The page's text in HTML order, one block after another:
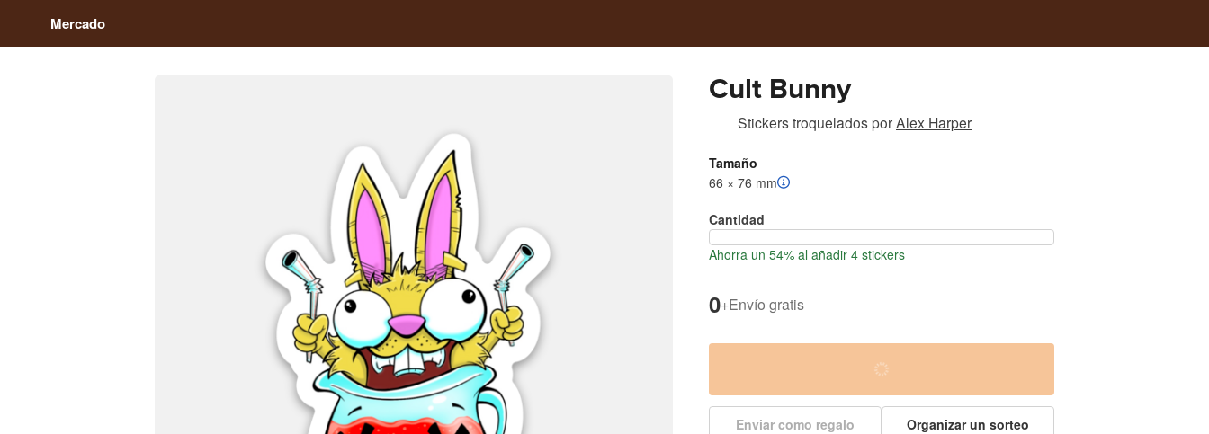
Mercado
Cult Bunny
Stickers troqueladosporAlex Harper
Tamaño
66 × 76 mm
Cantidad
Ahorra un 54% al añadir 4 stickers
0+Envío gratis
Enviar como regalo Organizar un sorteo